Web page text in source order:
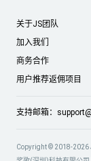
关于JS团队
加入我们
商务合作
用户推荐返佣项目
支持邮箱：
Copyright © 2018-2026